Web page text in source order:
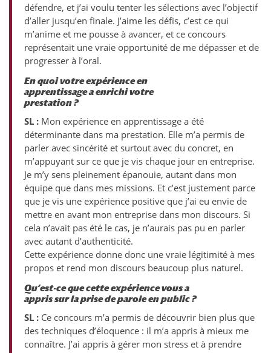
défendre, et j’ai voulu tenter les sélections avec l’objectif
d’aller jusqu’en finale. J’aime les défis, c’est ce qui
m’anime et me pousse à avancer, et ce concours
représentait une vraie opportunité de me dépasser et de
progresser à l’oral.
En quoi votre expérience en
apprentissage a enrichi votre
prestation ?
SL : Mon expérience en apprentissage a été
déterminante dans ma prestation. Elle m’a permis de
parler avec sincérité et surtout avec du concret, en
m’appuyant sur ce que je vis chaque jour en entreprise.
Je m’y sens pleinement épanouie, autant dans mon
équipe que dans mes missions. Et c’est justement parce
que je vis une expérience positive que j’ai eu envie de
mettre en avant mon entreprise dans mon discours. Si
cela n’avait pas été le cas, je n’aurais pas pu en parler
avec autant d’authenticité.
Cette expérience donne donc une vraie légitimité à mes
propos et rend mon discours beaucoup plus naturel.
Qu’est-ce que cette expérience vous a
appris sur la prise de parole en public ?
SL : Ce concours m’a permis de découvrir bien plus que
des techniques d’éloquence : il m’a appris à mieux me
connaître. J’ai appris à gérer mon stress et à prendre